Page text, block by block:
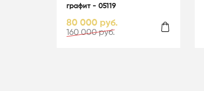
графит - 05119
80 000 руб.
160 000 руб.